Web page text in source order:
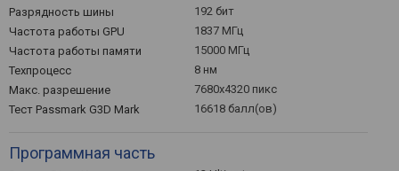
Разрядность шины
192 бит
Частота работы GPU
1837 МГц
Частота работы памяти
15000 МГц
Техпроцесс
8 нм
Макс. разрешение
7680x4320 пикс
Тест Passmark G3D Mark
16618 балл(ов)
Программная часть